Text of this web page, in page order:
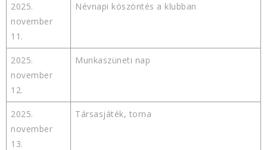
2025.
november
11.
Névnapi köszöntés a klubban
2025.
november
12.
Munkaszüneti nap
2025.
november
13.
Társasjáték, torna